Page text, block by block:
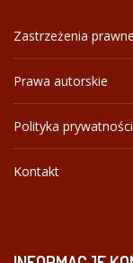
Zastrzeżenia prawne
Prawa autorskie
Polityka prywatności
Kontakt